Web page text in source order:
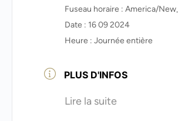
Fuseau horaire : America/
Date : 16 09 2024
Heure : Journée entière
PLUS D'INFOS
Lire la suite